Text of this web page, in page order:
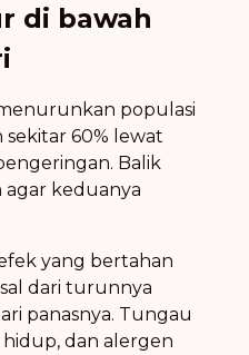
di bawah
populasi
60% lewat
Balik
agar keduanya
yang bertahan
dari turunnya
panasnya. Tungau
dan alergen